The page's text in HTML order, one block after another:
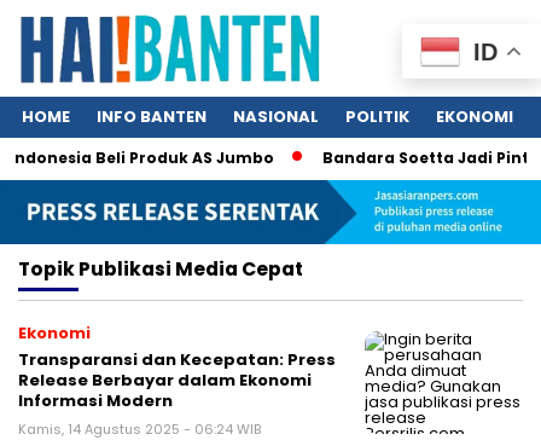
HOME INFO BANTEN NASIONAL POLITIK EKONOMI
Beli Produk AS Jumbo Bandara Soetta Jadi Pintu
TopikPublikasi Media Cepat
Ekonomi
Transparansi dan Kecepatan: Press
Release Berbayar dalam Ekonomi
Informasi Modern
Kamis, 14 Agustus 2025 - 06:24 WIB
ID